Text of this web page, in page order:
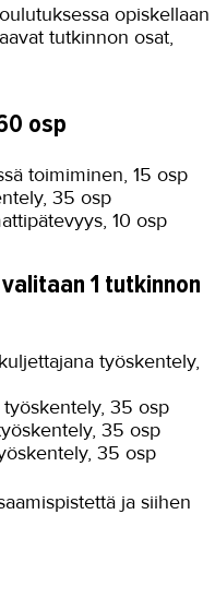
opiskellaan
tutkinnon osat,
osp
toimiminen, 15 osp
35 osp
10 osp
1 tutkinnon
työskentely,
35 osp
35 osp
35 osp
ja siihen